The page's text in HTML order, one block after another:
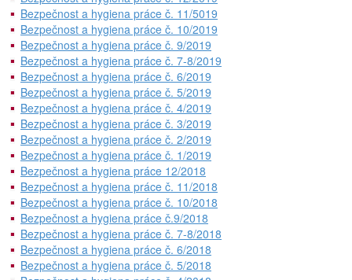
Bezpečnost a hygiena práce č. 11/5019
Bezpečnost a hygiena práce č. 10/2019
Bezpečnost a hygiena práce č. 9/2019
Bezpečnost a hygiena práce č. 7-8/2019
Bezpečnost a hygiena práce č. 6/2019
Bezpečnost a hygiena práce č. 5/2019
Bezpečnost a hygiena práce č. 4/2019
Bezpečnost a hygiena práce č. 3/2019
Bezpečnost a hygiena práce č. 2/2019
Bezpečnost a hygiena práce č. 1/2019
Bezpečnost a hygiena práce 12/2018
Bezpečnost a hygiena práce č. 11/2018
Bezpečnost a hygiena práce č. 10/2018
Bezpečnost a hygiena práce č.9/2018
Bezpečnost a hygiena práce č. 7-8/2018
Bezpečnost a hygiena práce č. 6/2018
Bezpečnost a hygiena práce č. 5/2018